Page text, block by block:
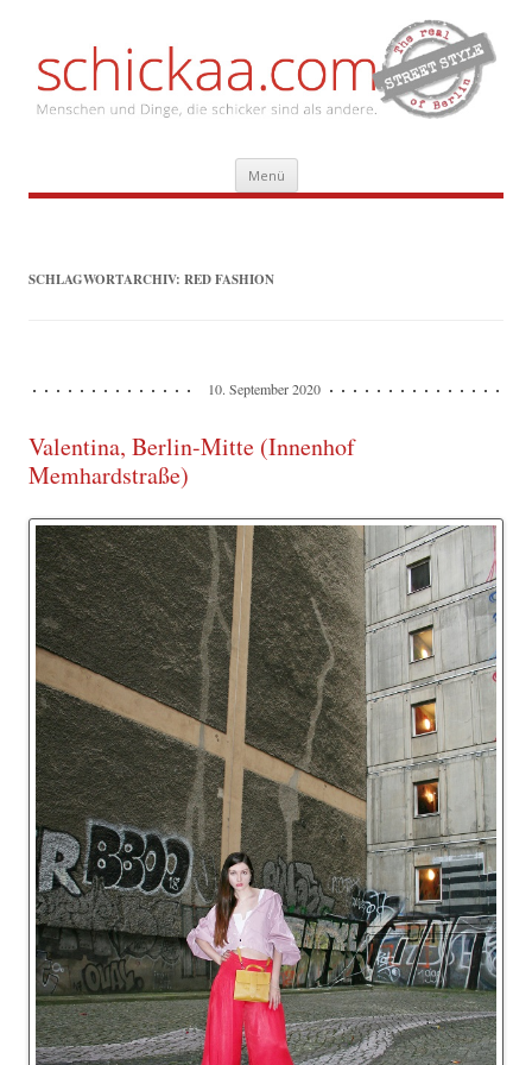
Menü Zum
Inhalt
springen
SCHLAGWORTARCHIV: RED FASHION
10. September 2020
Valentina, Berlin-Mitte (Innenhof
Memhardstraße)